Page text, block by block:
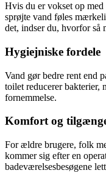
Hvis du er vokset op
sprøjte vand føles
det, indser du, hvorfor så
Hygiejniske fordele
Vand gør bedre rent end
toilet reducerer
fornemmelse.
Komfort og
For ældre brugere, folk
kommer sig efter en
badeværelsesbesøgene